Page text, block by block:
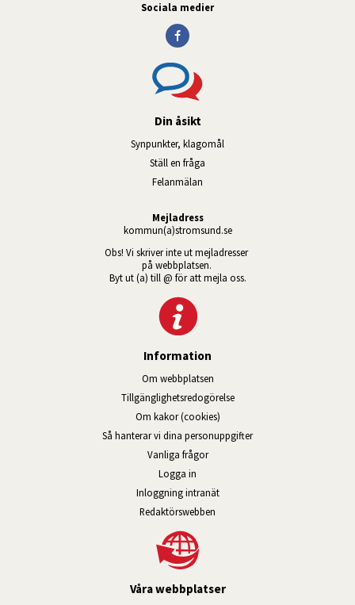
Sociala medier
Din åsikt
Synpunkter, klagomål
Ställ en fråga
Felanmälan
Mejladress
kommun(a)stromsund.se
Obs! Vi skriver inte ut mejladresser
på webbplatsen.
Byt ut (a) till @ för att mejla oss.
Information
Om webbplatsen
Tillgänglig­hets­redo­görelse
Om kakor (cookies)
Så hanterar vi dina personuppgifter
Vanliga frågor
Logga in
Inloggning intranätÖppnas i nytt fönster.
Redaktörswebben
Våra webbplatser